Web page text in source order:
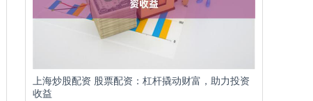
上海炒股配资 股票配资：杠杆撬动财富，助力投资
收益